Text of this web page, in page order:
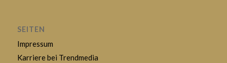
SEITEN
Impressum
Karriere bei Trendmedia